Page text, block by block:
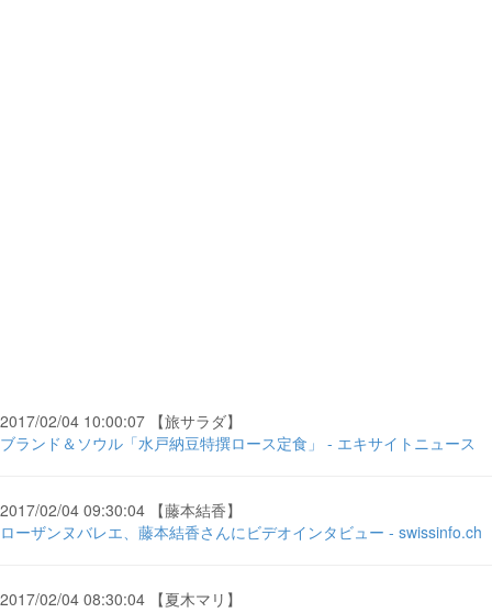
2017/02/04 10:00:07 【旅サラダ】
ブランド＆ソウル「水戸納豆特撰ロース定食」 - エキサイトニュース
2017/02/04 09:30:04 【藤本結香】
ローザンヌバレエ、藤本結香さんにビデオインタビュー - swissinfo.ch
2017/02/04 08:30:04 【夏木マリ】